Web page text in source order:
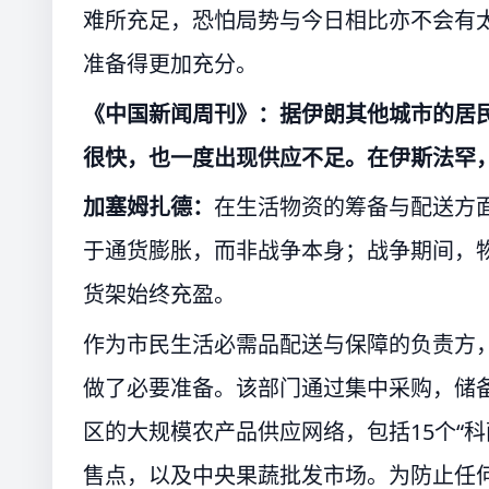
难所充足，恐怕局势与今日相比亦不会
准备得更加充分。
《中国新闻周刊》：据伊朗其他城市的
很快，也一度出现供应不足。在伊斯法罕
加塞姆扎德： 在生活物资的筹备与配送方
于通货膨胀，而非战争本身；战争期间
货架始终充盈。
作为市民生活必需品配送与保障的负责
做了必要准备。该部门通过集中采购，
区的大规模农产品供应网络，包括15个“
售点，以及中央果蔬批发市场。为防止